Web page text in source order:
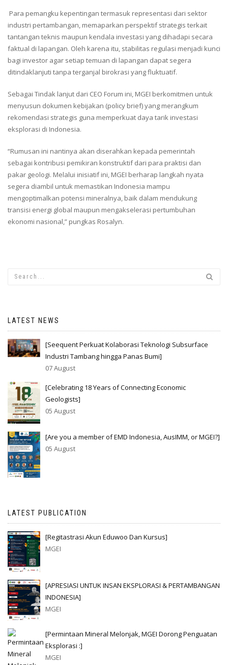
Para pemangku kepentingan termasuk representasi dari sektor
industri pertambangan, memaparkan perspektif strategis terkait
tantangan teknis maupun kendala investasi yang dihadapi secara
faktual di lapangan. Oleh karena itu, stabilitas regulasi menjadi kunci
bagi investor agar setiap temuan di lapangan dapat segera
ditindaklanjuti tanpa terganjal birokrasi yang fluktuatif.
Sebagai Tindak lanjut dari CEO Forum ini, MGEI berkomitmen untuk
menyusun dokumen kebijakan (policy brief) yang merangkum
rekomendasi strategis guna memperkuat daya tarik investasi
eksplorasi di Indonesia.
“Rumusan ini nantinya akan diserahkan kepada pemerintah
sebagai kontribusi pemikiran konstruktif dari para praktisi dan
pakar geologi. Melalui inisiatif ini, MGEI berharap langkah nyata
segera diambil untuk memastikan Indonesia mampu
mengoptimalkan potensi mineralnya, baik dalam mendukung
transisi energi global maupun mengakselerasi pertumbuhan
ekonomi nasional,” pungkas Rosalyn.
LATEST NEWS
[Seequent Perkuat Kolaborasi Teknologi Subsurface
Industri Tambang hingga Panas Bumi]
07 August
[Celebrating 18 Years of Connecting Economic
Geologists]
05 August
[Are you a member of EMD Indonesia, AusIMM, or MGEI?]
05 August
LATEST PUBLICATION
[Regitastrasi Akun Eduwoo Dan Kursus]
MGEI
[APRESIASI UNTUK INSAN EKSPLORASI & PERTAMBANGAN
INDONESIA]
MGEI
[Permintaan Mineral Melonjak, MGEI Dorong Penguatan
Eksplorasi :]
MGEI